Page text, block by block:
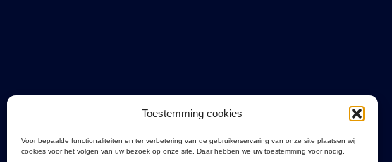
Toestemming cookies
Voor bepaalde functionaliteiten en ter verbetering van de gebruikerservaring van onze site plaatsen wij
cookies voor het volgen van uw bezoek op onze site. Daar hebben we uw toestemming voor nodig.